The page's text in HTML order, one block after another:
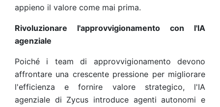
appieno il valore come mai prima.
Rivoluzionare l'approvvigionamento con l'IA
agenziale
Poiché i team di approvvigionamento devono
affrontare una crescente pressione per migliorare
l'efficienza e fornire valore strategico, l'IA
agenziale di Zycus introduce agenti autonomi e